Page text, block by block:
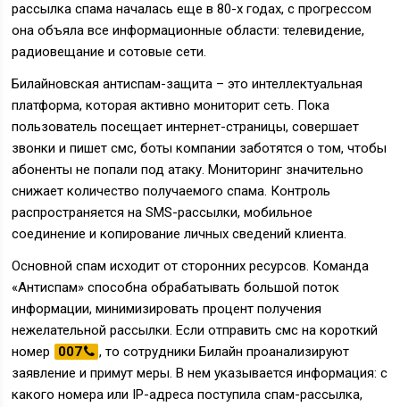
рассылка спама началась еще в 80-х годах, с прогрессом
она объяла все информационные области: телевидение,
радиовещание и сотовые сети.
Билайновская антиспам-защита – это интеллектуальная
платформа, которая активно мониторит сеть. Пока
пользователь посещает интернет-страницы, совершает
звонки и пишет смс, боты компании заботятся о том, чтобы
абоненты не попали под атаку. Мониторинг значительно
снижает количество получаемого спама. Контроль
распространяется на SMS-рассылки, мобильное
соединение и копирование личных сведений клиента.
Основной спам исходит от сторонних ресурсов. Команда
«Антиспам» способна обрабатывать большой поток
информации, минимизировать процент получения
нежелательной рассылки. Если отправить смс на короткий
номер
007
, то сотрудники Билайн проанализируют
заявление и примут меры. В нем указывается информация: с
какого номера или IP-адреса поступила спам-рассылка,